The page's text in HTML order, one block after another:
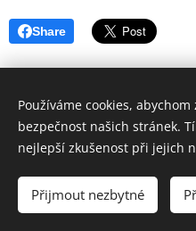
Share
© 2017ZÁKLADNÍ ŠKOLA
Vytvořeno službou
Používáme cookies,
bezpečnost našich stránek.
nejlepší zkušenost při jejich
Přijmout nezbytné